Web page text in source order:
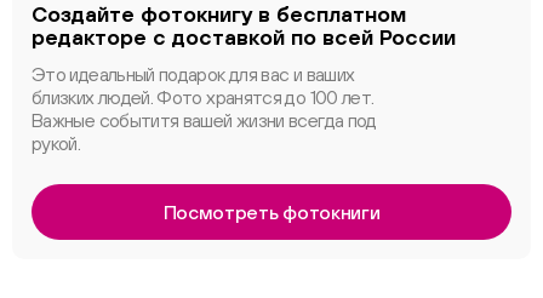
Создайте фотокнигу в бесплатном
редакторе с доставкой по всей России
Это идеальный подарок для вас и ваших
близких людей. Фото хранятся до 100 лет.
Важные событитя вашей жизни всегда под
рукой.
Посмотреть фотокниги